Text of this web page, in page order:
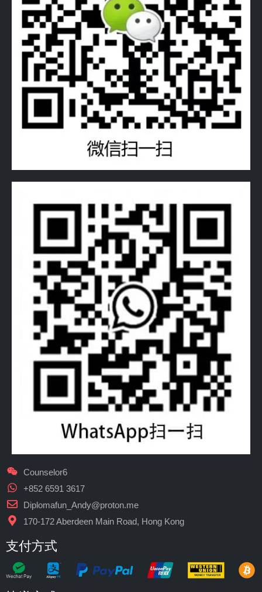
Counselor6
+852 6591 3617
Diplomafun_Andy@proton.me
170-172 Aberdeen Main Road, Hong Kong
支付方式